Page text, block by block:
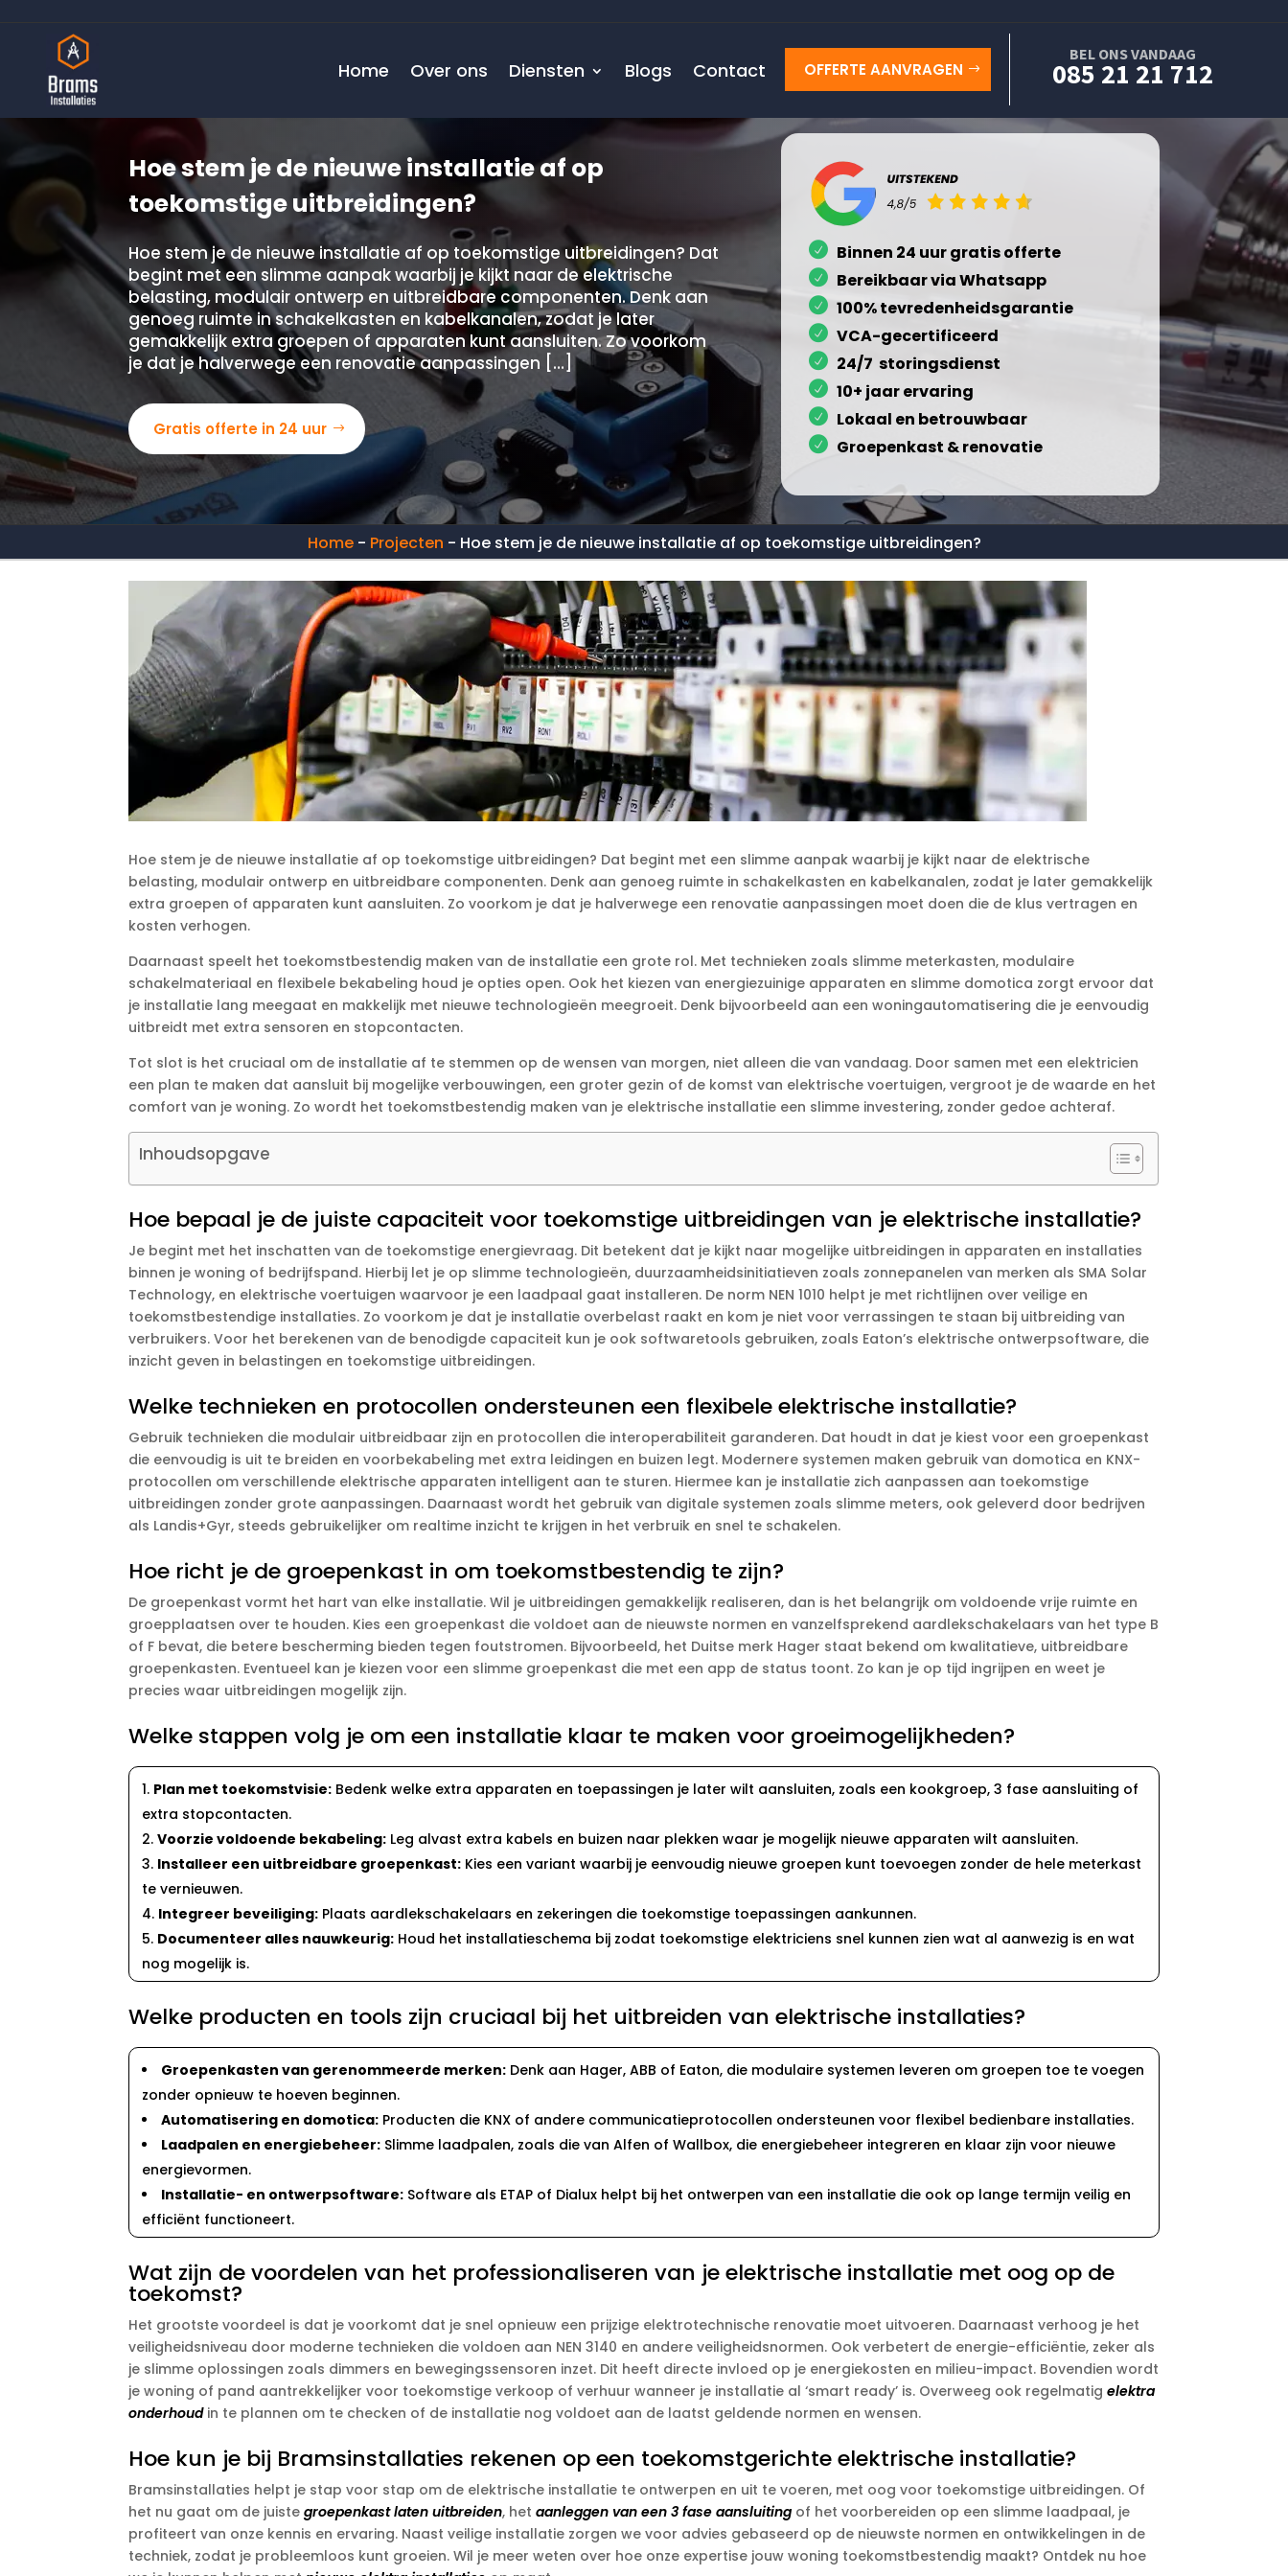
Home Over ons Diensten Blogs Contact OFFERTE AANVRAGEN
BEL ONS VANDAAG
085 21 21 712
Hoe stem je de nieuwe installatie af op
toekomstige uitbreidingen?
Hoe stem je de nieuwe installatie af op toekomstige uitbreidingen? Dat
begint met een slimme aanpak waarbij je kijkt naar de elektrische
belasting, modulair ontwerp en uitbreidbare componenten.​ Denk aan
genoeg ruimte in schakelkasten en kabelkanalen, zodat je later
gemakkelijk extra groepen of apparaten kunt aansluiten.​ Zo voorkom
je dat je halverwege een renovatie aanpassingen […]
Gratis offerte in 24 uur
Binnen 24 uur gratis offerte
Bereikbaar via Whatsapp
100% tevredenheidsgarantie
VCA-gecertificeerd
24/7 storingsdienst
10+ jaar ervaring
Lokaal en betrouwbaar
Groepenkast & renovatie
Home- Projecten - Hoe stem je de nieuwe installatie af op toekomstige uitbreidingen?
Hoe stem je de nieuwe installatie af op toekomstige uitbreidingen? Dat begint met een slimme aanpak waarbij je kijkt naar de elektrische
belasting, modulair ontwerp en uitbreidbare componenten.​ Denk aan genoeg ruimte in schakelkasten en kabelkanalen, zodat je later gemakkelijk
extra groepen of apparaten kunt aansluiten.​ Zo voorkom je dat je halverwege een renovatie aanpassingen moet doen die de klus vertragen en
kosten verhogen.​
Daarnaast speelt het toekomstbestendig maken van de installatie een grote rol.​ Met technieken zoals slimme meterkasten, modulaire
schakelmateriaal en flexibele bekabeling houd je opties open.​ Ook het kiezen van energiezuinige apparaten en slimme domotica zorgt ervoor dat
je installatie lang meegaat en makkelijk met nieuwe technologieën meegroeit.​ Denk bijvoorbeeld aan een woningautomatisering die je eenvoudig
uitbreidt met extra sensoren en stopcontacten.​
Tot slot is het cruciaal om de installatie af te stemmen op de wensen van morgen, niet alleen die van vandaag.​ Door samen met een elektricien
een plan te maken dat aansluit bij mogelijke verbouwingen, een groter gezin of de komst van elektrische voertuigen, vergroot je de waarde en het
comfort van je woning.​ Zo wordt het toekomstbestendig maken van je elektrische installatie een slimme investering, zonder gedoe achteraf.​
Inhoudsopgave
Hoe bepaal je de juiste capaciteit voor toekomstige uitbreidingen van je elektrische installatie?
Je begint met het inschatten van de toekomstige energievraag.​ Dit betekent dat je kijkt naar mogelijke uitbreidingen in apparaten en installaties
binnen je woning of bedrijfspand.​ Hierbij let je op slimme technologieën, duurzaamheidsinitiatieven zoals zonnepanelen van merken als SMA Solar
Technology, en elektrische voertuigen waarvoor je een laadpaal gaat installeren.​ De norm NEN 1010 helpt je met richtlijnen over veilige en
toekomstbestendige installaties.​ Zo voorkom je dat je installatie overbelast raakt en kom je niet voor verrassingen te staan bij uitbreiding van
verbruikers.​ Voor het berekenen van de benodigde capaciteit kun je ook softwaretools gebruiken, zoals Eaton’s elektrische ontwerpsoftware, die
inzicht geven in belastingen en toekomstige uitbreidingen.​
Welke technieken en protocollen ondersteunen een flexibele elektrische installatie?
Gebruik technieken die modulair uitbreidbaar zijn en protocollen die interoperabiliteit garanderen.​ Dat houdt in dat je kiest voor een groepenkast
die eenvoudig is uit te breiden en voorbekabeling met extra leidingen en buizen legt.​ Modernere systemen maken gebruik van domotica en KNX-
protocollen om verschillende elektrische apparaten intelligent aan te sturen.​ Hiermee kan je installatie zich aanpassen aan toekomstige
uitbreidingen zonder grote aanpassingen.​ Daarnaast wordt het gebruik van digitale systemen zoals slimme meters, ook geleverd door bedrijven
als Landis+Gyr, steeds gebruikelijker om realtime inzicht te krijgen in het verbruik en snel te schakelen.​
Hoe richt je de groepenkast in om toekomstbestendig te zijn?
De groepenkast vormt het hart van elke installatie.​ Wil je uitbreidingen gemakkelijk realiseren, dan is het belangrijk om voldoende vrije ruimte en
groepplaatsen over te houden.​ Kies een groepenkast die voldoet aan de nieuwste normen en vanzelfsprekend aardlekschakelaars van het type B
of F bevat, die betere bescherming bieden tegen foutstromen.​ Bijvoorbeeld, het Duitse merk Hager staat bekend om kwalitatieve, uitbreidbare
groepenkasten.​ Eventueel kan je kiezen voor een slimme groepenkast die met een app de status toont.​ Zo kan je op tijd ingrijpen en weet je
precies waar uitbreidingen mogelijk zijn.​
Welke stappen volg je om een installatie klaar te maken voor groeimogelijkheden?
Plan met toekomstvisie: Bedenk welke extra apparaten en toepassingen je later wilt aansluiten, zoals een kookgroep, 3 fase aansluiting of
extra stopcontacten.​
Voorzie voldoende bekabeling: Leg alvast extra kabels en buizen naar plekken waar je mogelijk nieuwe apparaten wilt aansluiten.​
Installeer een uitbreidbare groepenkast: Kies een variant waarbij je eenvoudig nieuwe groepen kunt toevoegen zonder de hele meterkast
te vernieuwen.​
Integreer beveiliging: Plaats aardlekschakelaars en zekeringen die toekomstige toepassingen aankunnen.​
Documenteer alles nauwkeurig: Houd het installatieschema bij zodat toekomstige elektriciens snel kunnen zien wat al aanwezig is en wat
nog mogelijk is.​
Welke producten en tools zijn cruciaal bij het uitbreiden van elektrische installaties?
Groepenkasten van gerenommeerde merken: Denk aan Hager, ABB of Eaton, die modulaire systemen leveren om groepen toe te voegen
zonder opnieuw te hoeven beginnen.​
Automatisering en domotica: Producten die KNX of andere communicatieprotocollen ondersteunen voor flexibel bedienbare installaties.​
Laadpalen en energiebeheer: Slimme laadpalen, zoals die van Alfen of Wallbox, die energiebeheer integreren en klaar zijn voor nieuwe
energievormen.​
Installatie- en ontwerpsoftware: Software als ETAP of Dialux helpt bij het ontwerpen van een installatie die ook op lange termijn veilig en
efficiënt functioneert.​
Wat zijn de voordelen van het professionaliseren van je elektrische installatie met oog op de
toekomst?
Het grootste voordeel is dat je voorkomt dat je snel opnieuw een prijzige elektrotechnische renovatie moet uitvoeren.​ Daarnaast verhoog je het
veiligheidsniveau door moderne technieken die voldoen aan NEN 3140 en andere veiligheidsnormen.​ Ook verbetert de energie-efficiëntie, zeker als
je slimme oplossingen zoals dimmers en bewegingssensoren inzet.​ Dit heeft directe invloed op je energiekosten en milieu-impact.​ Bovendien wordt
je woning of pand aantrekkelijker voor toekomstige verkoop of verhuur wanneer je installatie al ‘smart ready’ is.​ Overweeg ook regelmatigelektra
onderhoudin te plannen om te checken of de installatie nog voldoet aan de laatst geldende normen en wensen.​
Hoe kun je bij Bramsinstallaties rekenen op een toekomstgerichte elektrische installatie?
Bramsinstallaties helpt je stap voor stap om de elektrische installatie te ontwerpen en uit te voeren, met oog voor toekomstige uitbreidingen.​ Of
het nu gaat om de juistegroepenkast laten uitbreiden, hetaanleggen van een 3 fase aansluitingof het voorbereiden op een slimme laadpaal, je
profiteert van onze kennis en ervaring.​ Naast veilige installatie zorgen we voor advies gebaseerd op de nieuwste normen en ontwikkelingen in de
techniek, zodat je probleemloos kunt groeien.​ Wil je meer weten over hoe onze expertise jouw woning toekomstbestendig maakt? Ontdek nu hoe